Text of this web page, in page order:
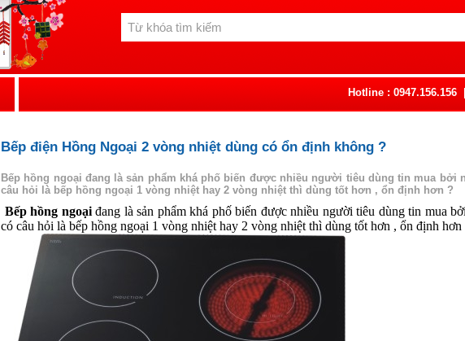
Hotline : 0947.156.156
Bếp điện Hồng Ngoại 2 vòng nhiệt dùng có ổn định không ?
Bếp hồng ngoại đang là sản phẩm khá phố biến được nhiều người tiêu dùng tin mua
câu hỏi là bếp hồng ngoại 1 vòng nhiệt hay 2 vòng nhiệt thì dùng tốt hơn , ổn định hơn ?
Bếp hồng ngoạiđang là sản phẩm khá phố biến được nhiều người tiêu dùng tin mua
có câu hỏi là bếp hồng ngoại 1 vòng nhiệt hay 2 vòng nhiệt thì dùng tốt hơn , ổn định hơn